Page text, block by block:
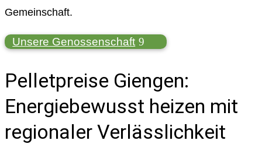
Gemeinschaft.
Unsere Genossenschaft
Pelletpreise Giengen:
Energiebewusst heizen mit
regionaler Verlässlichkeit